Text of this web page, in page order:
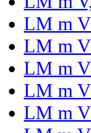
LM m
LM m
LM m
LM m
LM m